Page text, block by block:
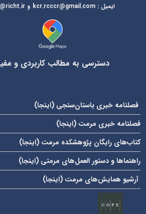
ایمیل:
kcr@richt.ir و kcr.rcccr@gmail.com
دسترسی به مطالب کاربردی و مفید
فصلنامه خبری باستان‌سنجی ( اینجا)
فصلنامه خبری مرمت ( اینجا)
کتاب‌های رایگان پژوهشکده مرمت ( اینجا)
راهنماها و دستور العمل‌های مرمتی ( اینجا)
آرشیو همایش‌های مرمت ( اینجا)